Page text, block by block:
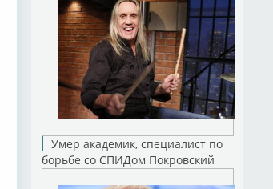
Умер академик, специалист по
борьбе со СПИДом Покровский